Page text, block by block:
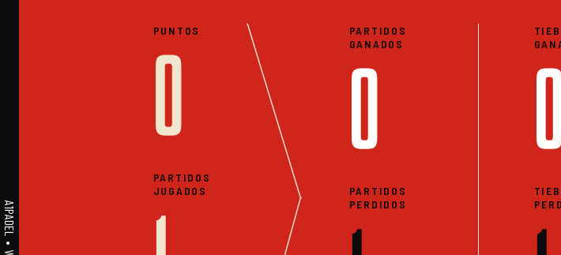
PUNTOS
0
PARTIDOS
JUGADOS
PARTIDOS
GANADOS
0
PARTIDOS
PERDIDOS